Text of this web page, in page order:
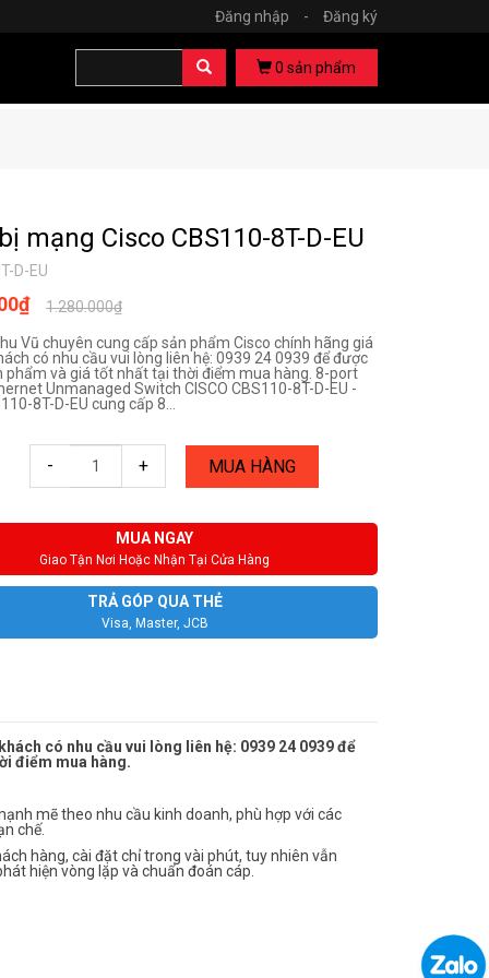
Đăng nhập - Đăng ký
0 sản phẩm
mạng Cisco CBS110-8T-D-EU
D-EU
1.280.000₫
Vũ chuyên cung cấp sản phẩm Cisco chính hãng giá
có nhu cầu vui lòng liên hệ: 0939 24 0939 để được
phẩm và giá tốt nhất tại thời điểm mua hàng. 8-port
Unmanaged Switch CISCO CBS110-8T-D-EU -
8T-D-EU cung cấp 8...
- + MUA HÀNG
MUA NGAY
Giao Tận Nơi Hoặc Nhận Tại Cửa Hàng
TRẢ GÓP QUA THẺ
Visa, Master, JCB
có nhu cầu vui lòng liên hệ: 0939 24 0939 để
điểm mua hàng.
mẽ theo nhu cầu kinh doanh, phù hợp với các
chế.
hàng, cài đặt chỉ trong vài phút, tuy nhiên vẫn
hiện vòng lặp và chuẩn đoán cáp.